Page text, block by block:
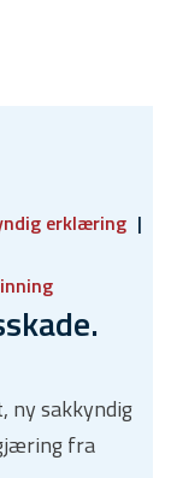
erklæring
ny sakkyndig
fra